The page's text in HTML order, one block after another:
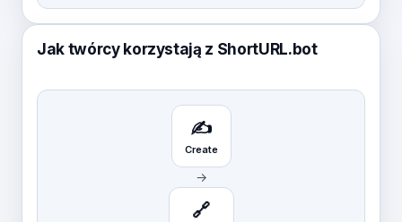
Jak twórcy korzystają z ShortURL.bot
✍️
Create
→
🔗